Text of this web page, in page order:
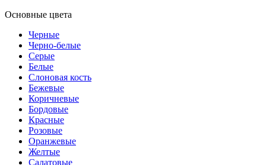
Основные цвета
Черные
Черно-белые
Серые
Белые
Слоновая кость
Бежевые
Коричневые
Бордовые
Красные
Розовые
Оранжевые
Желтые
Салатовые